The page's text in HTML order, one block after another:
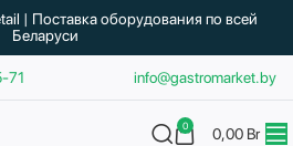
71 info@gastromarket.by
0 0,00 Br
| Поставка оборудования по всей
Беларуси